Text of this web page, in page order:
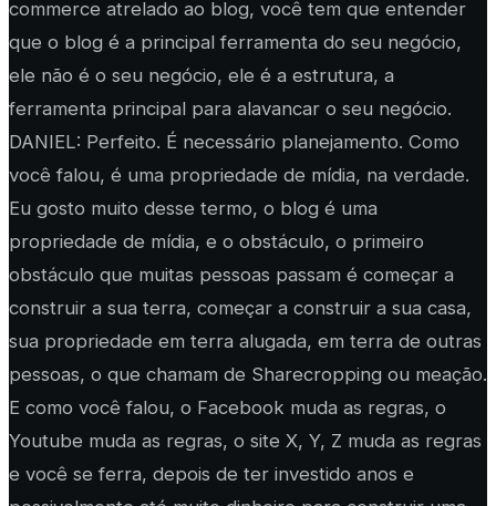
commerce atrelado ao blog, você tem que entender
que o blog é a principal ferramenta do seu negócio,
ele não é o seu negócio, ele é a estrutura, a
ferramenta principal para alavancar o seu negócio.
DANIEL: Perfeito. É necessário planejamento. Como
você falou, é uma propriedade de mídia, na verdade.
Eu gosto muito desse termo, o blog é uma
propriedade de mídia, e o obstáculo, o primeiro
obstáculo que muitas pessoas passam é começar a
construir a sua terra, começar a construir a sua casa,
sua propriedade em terra alugada, em terra de outras
pessoas, o que chamam de Sharecropping ou meação.
E como você falou, o Facebook muda as regras, o
Youtube muda as regras, o site X, Y, Z muda as regras
e você se ferra, depois de ter investido anos e